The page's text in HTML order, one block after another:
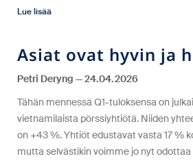
Lue lisää
Asiat ovat hyvin ja
Petri Deryng
24.04.2026
Tähän mennessä Q1-tuloksensa on
vietnamilaista pörssiyhtiötä. Niiden
on +43 %. Yhtiöt edustavat vasta 17 %
mutta selvästikin voimme jo nyt